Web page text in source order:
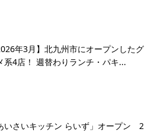
年3月】北九州市にオープンしたグ
系4店！ 週替わりランチ・パキ...
いさいキッチン らいず」オープン 2